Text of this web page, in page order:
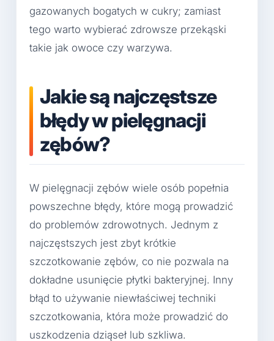
gazowanych bogatych w cukry; zamiast
tego warto wybierać zdrowsze przekąski
takie jak owoce czy warzywa.
Jakie są najczęstsze
błędy w pielęgnacji
zębów?
W pielęgnacji zębów wiele osób popełnia
powszechne błędy, które mogą prowadzić
do problemów zdrowotnych. Jednym z
najczęstszych jest zbyt krótkie
szczotkowanie zębów, co nie pozwala na
dokładne usunięcie płytki bakteryjnej. Inny
błąd to używanie niewłaściwej techniki
szczotkowania, która może prowadzić do
uszkodzenia dziąseł lub szkliwa.